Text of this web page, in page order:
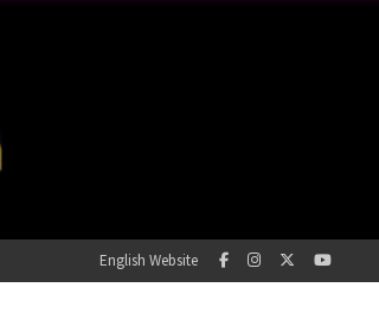
English Website